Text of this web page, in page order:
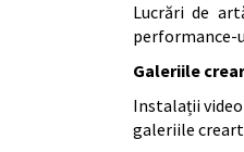
Lucrări de
performance-
Galeriile
Instalații
galeriile creart